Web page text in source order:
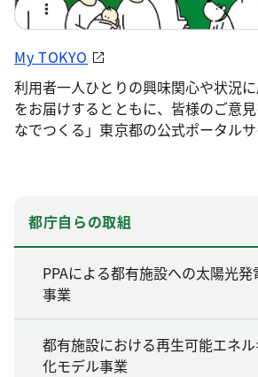
My TOKYO
利用者一人ひとりの興味関心や状況
をお届けするとともに、皆様のご意
なでつくる」東京都の公式ポータルサ
都庁自らの取組
PPAによる都有施設への太陽光発
事業
都有施設における再生可能エネ
化モデル事業